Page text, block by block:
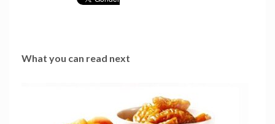
What you can read next